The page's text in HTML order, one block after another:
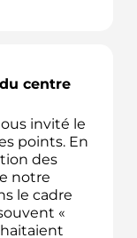
centre
invité le
points. En
des
notre
le cadre
«